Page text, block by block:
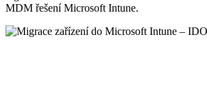
MDM řešení Microsoft Intune.